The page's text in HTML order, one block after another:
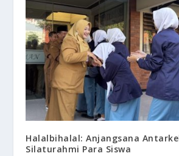
Halalbihalal: Anjangsana
Silaturahmi Para Siswa